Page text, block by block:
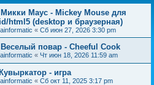
Маус - Mickey Mouse для
html5 (desktop и браузерная)
« Сб июн 27, 2026 3:30 pm
повар - Cheeful Cook
« Чт июн 18, 2026 11:59 am
- игра
« Сб окт 11, 2025 3:17 pm